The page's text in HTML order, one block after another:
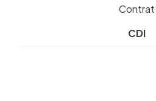
Contrat
CDI